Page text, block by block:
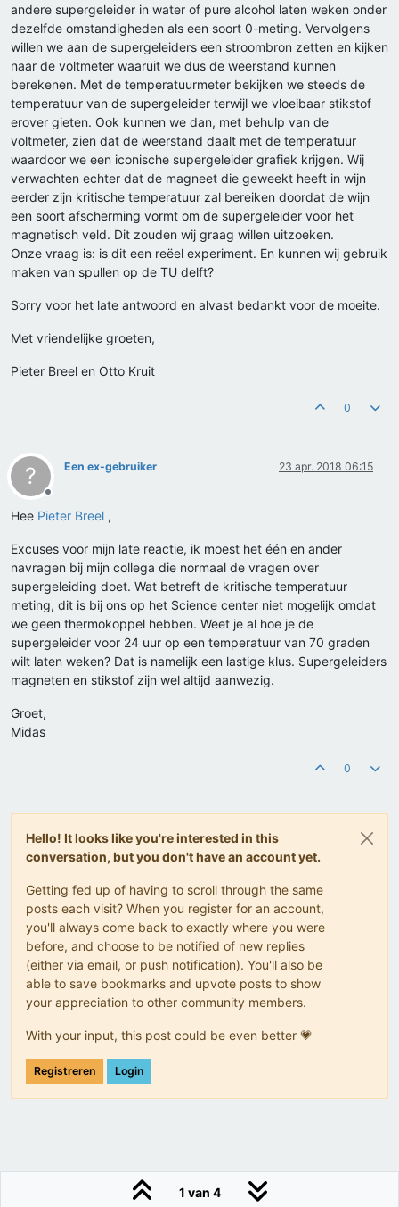
andere supergeleider in water of pure alcohol laten weken onder
dezelfde omstandigheden als een soort 0-meting. Vervolgens
willen we aan de supergeleiders een stroombron zetten en kijken
naar de voltmeter waaruit we dus de weerstand kunnen
berekenen. Met de temperatuurmeter bekijken we steeds de
temperatuur van de supergeleider terwijl we vloeibaar stikstof
erover gieten. Ook kunnen we dan, met behulp van de
voltmeter, zien dat de weerstand daalt met de temperatuur
waardoor we een iconische supergeleider grafiek krijgen. Wij
verwachten echter dat de magneet die geweekt heeft in wijn
eerder zijn kritische temperatuur zal bereiken doordat de wijn
een soort afscherming vormt om de supergeleider voor het
magnetisch veld. Dit zouden wij graag willen uitzoeken.
Onze vraag is: is dit een reëel experiment. En kunnen wij gebruik
maken van spullen op de TU delft?
Sorry voor het late antwoord en alvast bedankt voor de moeite.
Met vriendelijke groeten,
Pieter Breel en Otto Kruit
0
?
Offline
Een ex-gebruiker 23 apr. 2018 06:15
Hee Pieter Breel ,
Excuses voor mijn late reactie, ik moest het één en ander
navragen bij mijn collega die normaal de vragen over
supergeleiding doet. Wat betreft de kritische temperatuur
meting, dit is bij ons op het Science center niet mogelijk omdat
we geen thermokoppel hebben. Weet je al hoe je de
supergeleider voor 24 uur op een temperatuur van 70 graden
wilt laten weken? Dat is namelijk een lastige klus. Supergeleiders
magneten en stikstof zijn wel altijd aanwezig.
Groet,
Midas
0
Hello! It looks like you're interested in this
conversation, but you don't have an account yet.
Getting fed up of having to scroll through the same
posts each visit? When you register for an account,
you'll always come back to exactly where you were
before, and choose to be notified of new replies
(either via email, or push notification). You'll also be
able to save bookmarks and upvote posts to show
your appreciation to other community members.
With your input, this post could be even better 💗
Registreren Login
1 van 4